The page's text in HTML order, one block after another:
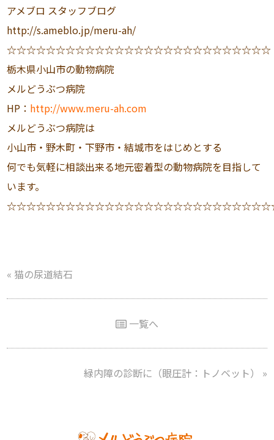
アメブロ スタッフブログ
http://s.ameblo.jp/meru-ah/
☆☆☆☆☆☆☆☆☆☆☆☆☆☆☆☆☆☆☆☆☆☆☆☆☆☆☆
栃木県小山市の動物病院
メルどうぶつ病院
HP： http://www.meru-ah.com
メルどうぶつ病院は
小山市・野木町・下野市・結城市をはじめとする
何でも気軽に相談出来る地元密着型の動物病院を目指して
います。
« 猫の尿道結石
一覧へ
緑内障の診断に（眼圧計：トノベット） »